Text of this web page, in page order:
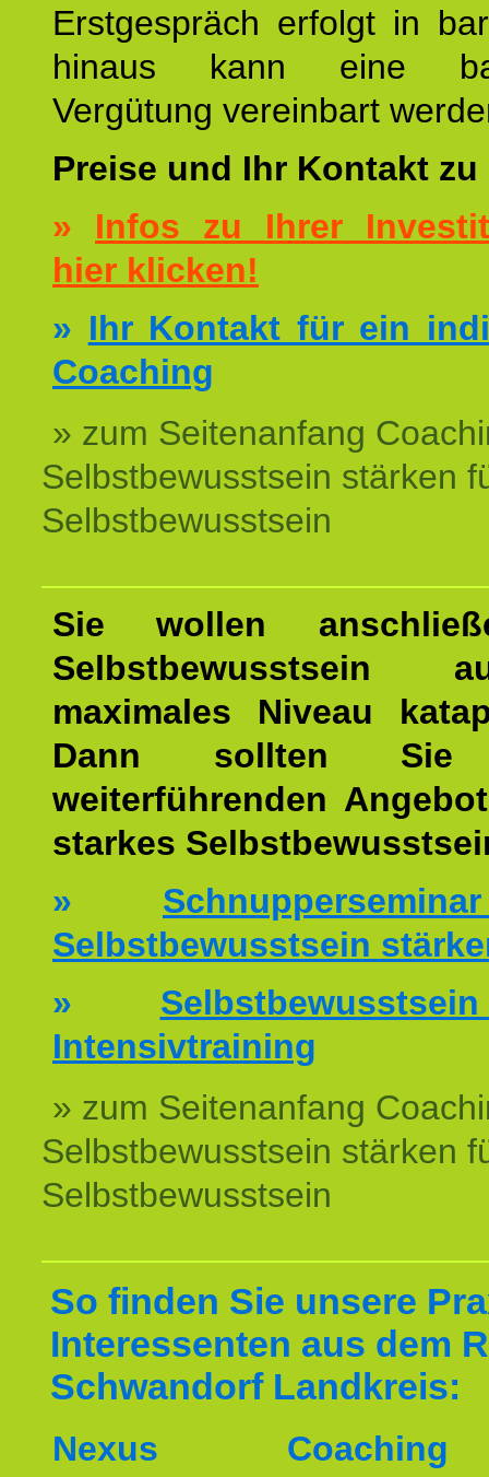
Erstgespräch erfolgt in
hinaus kann eine
Vergütung vereinbart
Preise und Ihr Kontakt
» Infos zu Ihrer
hier klicken!
» Ihr Kontakt für ein
Coaching
» zum Seitenanfang
Selbstbewusstsein stärken
Selbstbewusstsein
Sie wollen
Selbstbewusstsein
maximales Niveau
Dann sollten Sie
weiterführenden
starkes
»
Selbstbewusstsein
»
Intensivtraining
» zum Seitenanfang
Selbstbewusstsein stärken
Selbstbewusstsein
So finden Sie unsere
Interessenten aus dem
Schwandorf Landkreis:
Nexus